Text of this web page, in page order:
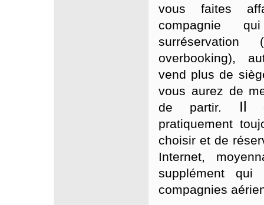
vous faites
compagnie
surréservation
overbooking),
vend plus de
vous aurez de
de partir.
Il
pratiquement
choisir et de
Internet,
supplément
compagnies